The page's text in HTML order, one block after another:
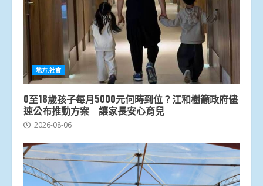
地方.社會
0至18歲孩子每月5000元何時到位？江和樹籲政府儘
速公布推動方案 讓家長安心育兒
2026-08-06